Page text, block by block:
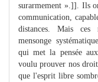
surarmement ».]]. Ils
communication,
distances. Mais ces
mensonge
qui met la pensée
voulu prouver nos
que l'esprit libre